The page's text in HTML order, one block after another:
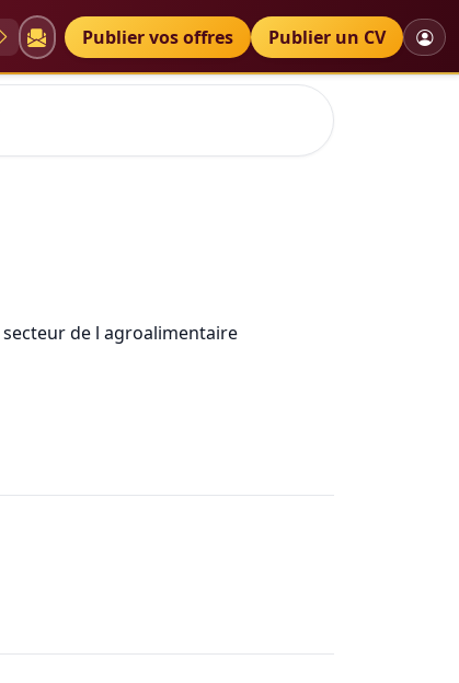
Diplômes Petites annonces
Publier vos offres Publier un CV
de l agroalimentaire